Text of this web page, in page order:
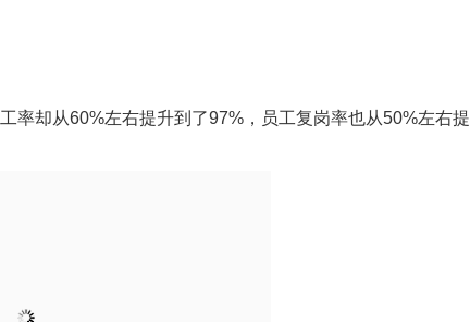
却从60%左右提升到了97%，员工复岗率也从50%左右提